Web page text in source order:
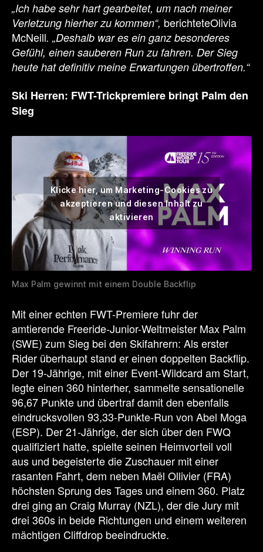
„Ich habe sehr hart gearbeitet, um nach meiner
Verletzung hierher zu kommen“, berichteteOlivia
McNeill. „Deshalb war es ein ganz besonderes
Gefühl, einen sauberen Run zu fahren. Der Sieg
heute hat definitiv meine Erwartungen übertroffen.“
Ski Herren: FWT-Trickpremiere bringt Palm den
Sieg
Klicke hier, um Marketing-Cookies zu
akzeptieren und diesen Inhalt zu
aktivieren
Max Palm gewinnt mit einem Double Backflip
Mit einer echten FWT-Premiere fuhr der
amtierende Freeride-Junior-Weltmeister Max Palm
(SWE) zum Sieg bei den Skifahrern: Als erster
Rider überhaupt stand er einen doppelten Backflip.
Der 19-Jährige, mit einer Event-Wildcard am Start,
legte einen 360 hinterher, sammelte sensationelle
96,67 Punkte und übertraf damit den ebenfalls
eindrucksvollen 93,33-Punkte-Run von Abel Moga
(ESP). Der 21-Jährige, der sich über den FWQ
qualifiziert hatte, spielte seinen Heimvorteil voll
aus und begeisterte die Zuschauer mit einer
rasanten Fahrt, dem neben Maël Ollivier (FRA)
höchsten Sprung des Tages und einem 360. Platz
drei ging an Craig Murray (NZL), der die Jury mit
drei 360s in beide Richtungen und einem weiteren
mächtigen Cliffdrop beeindruckte.